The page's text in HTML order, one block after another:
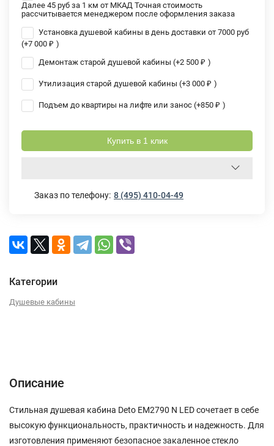
Далее 45 руб за 1 км от МКАД Точная стоимость
рассчитывается менеджером после оформления заказа
Установка душевой кабины в день доставки от 7000 руб
(+7 000 ₽ )
Демонтаж старой душевой кабины (+2 500 ₽ )
Утилизация старой душевой кабины (+3 000 ₽ )
Подъем до квартиры на лифте или занос (+850 ₽ )
Купить в 1 клик
Заказ по телефону: 8 (495) 410-04-49
Категории
Душевые кабины
Описание
Стильная душевая кабина Deto EM2790 N LED сочетает в себе
высокую функциональность, практичность и надежность. Для
изготовления применяют безопасное закаленное стекло